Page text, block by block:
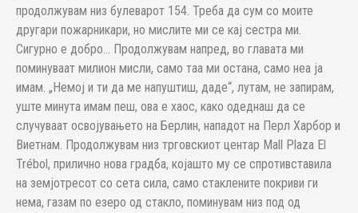
продолжувам низ булеварот 154. Треба да сум со моите
другари пожарникари, но мислите ми се кај сестра ми.
Сигурно е добро… Продолжувам напред, во главата ми
поминуваат милион мисли, само таа ми остана, само неа ја
имам. „Немој и ти да ме напуштиш, даде“, лутам, не запирам,
уште минута имам пеш, ова е хаос, како одеднаш да се
случуваат освојувањето на Берлин, нападот на Перл Харбор и
Виетнам. Продолжувам низ трговскиот центар Mall Plaza El
Trébol, прилично нова градба, којашто му се спротивставила
на земјотресот со сета сила, само стаклените покриви ги
нема, газам по езеро од стакло, поминувам низ под од